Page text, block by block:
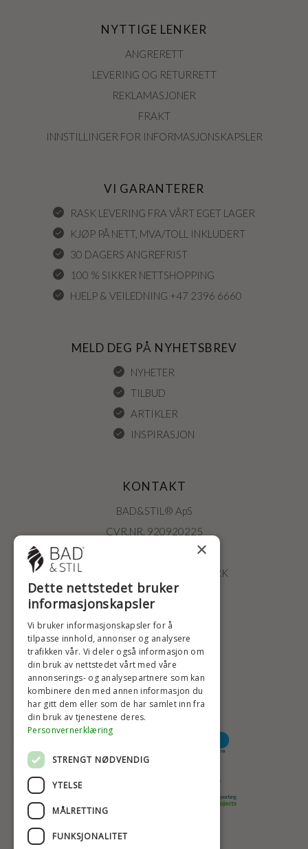
NYTTIGE LENKER
ANGRERETT
LEVERING OG RETURRETT
REKLAMASJONER
FRAKT
INNSTILLINGER FOR INFORMASJONSKAPSLER
VI GARANTERER
RASK LEVERING FRA VÅRT EGET LAGER
KJØP PÅ NETT, MVA/TOLL INKLUDERT
30 DAGERS ANGREFRIST
100 % SIKKER NETTSHOPPING
HJELP & VEILEDNING +47 2396 6660
MELD DEG PÅ NYHETSBREV
NYHETER
TILBUD
ARTIKLER
INSPIRASJON
KONTAKT
BAD&STIL® ApS
CVR.NR. 920920225
ØSTERBROGADE 202
2100 KØBENHAVN • DANMARK
+47 2396 6660
BADSTIL@BADSTIL.NO
HØYESTE KREDITTVURD
BETALINGSALTERNATIVER
TRYGG OG SIKKER NETTHANDEL
TRUSTSCORE 4,7
×
Dette nettstedet bruker
informasjonskapsler
Vi bruker informasjonskapsler for å
tilpasse innhold, annonser og analysere
trafikken vår. Vi deler også informasjon om
din bruk av nettstedet vårt med våre
annonserings- og analysepartnere som kan
kombinere den med annen informasjon du
har gitt dem eller som de har samlet inn fra
din bruk av tjenestene deres.
Personvernerklæring
STRENGT NØDVENDIG
YTELSE
MÅLRETTING
FUNKSJONALITET